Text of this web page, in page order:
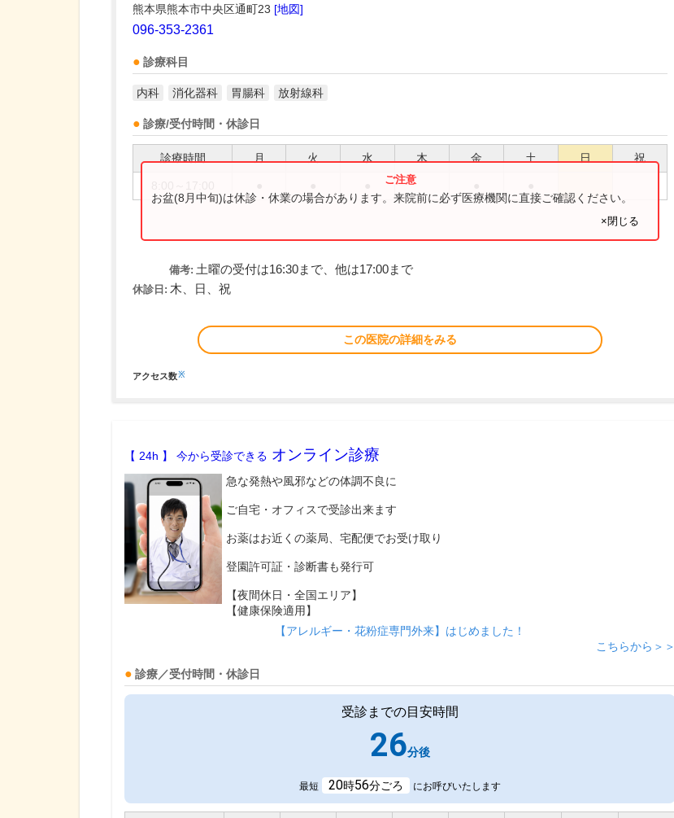
熊本県熊本市中央区通町23 [地図]
096-353-2361
診療科目
内科 消化器科 胃腸科 放射線科
診療/受付時間・休診日
診療時間 月 火 水 木 金 土 日 祝
お盆(8月中旬)は休診・休業の場合があります。来院前に必ず医療機関に直接ご確認ください。
×閉じる
備考: 土曜の受付は16:30まで、他は17:00まで
休診日: 木、日、祝
この医院の詳細をみる
アクセス数※
【 24h 】 今から受診できる オンライン診療
急な発熱や風邪などの体調不良に
ご自宅・オフィスで受診出来ます
お薬はお近くの薬局、宅配便でお受け取り
登園許可証・診断書も発行可
【夜間休日・全国エリア】
【健康保険適用】
【アレルギー・花粉症専門外来】はじめました！
こちらから＞＞
診療／受付時間・休診日
受診までの目安時間
26分後
最短 20時56分ごろ にお呼びいたします